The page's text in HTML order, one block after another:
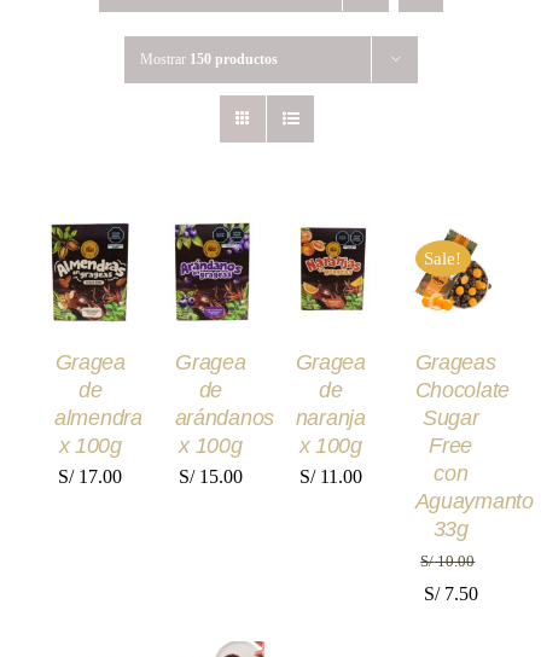
Mostrar 150 productos
AÑADIR
AL
CARRITO
/
DETALLES
Gragea
de
almendra
x 100g
S/17.00
AÑADIR
AL
CARRITO
/
DETALLES
Gragea
de
arándanos
x 100g
S/15.00
AL
CARRITO
/
Gragea
de
naranja
x 100g
S/11.00
Sale!
AL
CARRITO
/
Grageas
Chocolate
Sugar
Free
con
Aguaymanto
33g
S/10.00
El
S/7.50El
AÑADIR